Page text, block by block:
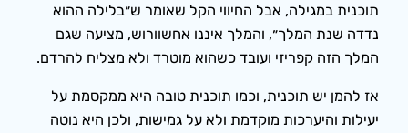
תוכנית במגילה, אבל החיווי הקל שאומר ש״בלילה ההוא
נדדה שנת המלך״, והמלך איננו אחשוורוש, מציעה שגם
המלך הזה קפריזי ועובד כשהוא מוטרד ולא מצליח להרדם.
אז להמן יש תוכנית, וכמו תוכנית טובה היא ממקסמת על
יעילות והיערכות מוקדמת ולא על גמישות, ולכן היא נוטה